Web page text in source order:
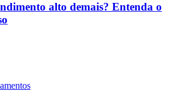
alto demais? Entenda o